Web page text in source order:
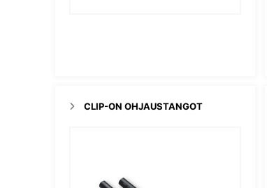
CLIP-ON OHJAUSTANGOT